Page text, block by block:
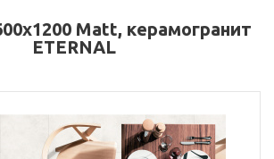
Matt, керамогранит
ETERNAL